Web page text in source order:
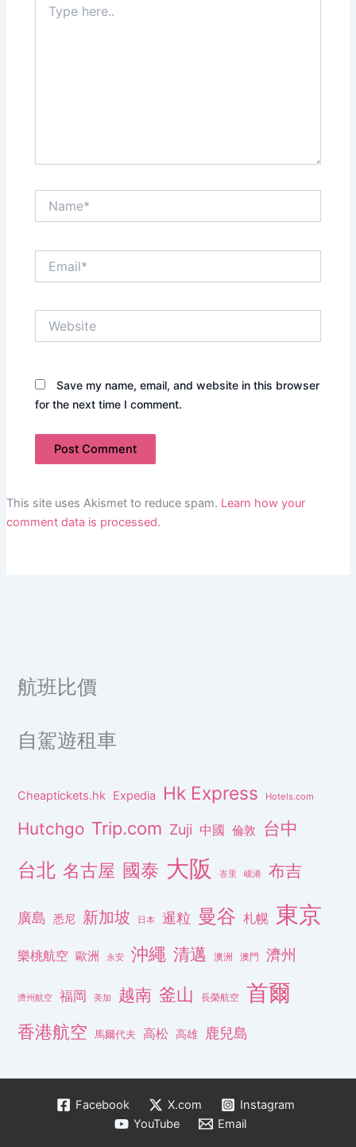
here..
Save my name, email, and website in this browser
for the next time I comment.
This site uses Akismet to reduce spam. Learn how your
comment data is processed.
航班比價
自駕遊租車
Cheaptickets.hk Expedia Hk Express Hotels.com
Hutchgo Trip.com Zuji 中國 倫敦 台中
台北 名古屋 國泰 大阪 峇里 峴港 布吉
廣島 悉尼 新加坡 日本 暹粒 曼谷 札幌 東京
樂桃航空 歐洲 永安 沖繩 清邁 澳洲 澳門 濟州
濟州航空 福岡 美加 越南 釜山 長榮航空 首爾
香港航空 馬爾代夫 高松 高雄 鹿兒島
Facebook X.com
Instagram
YouTube
Email